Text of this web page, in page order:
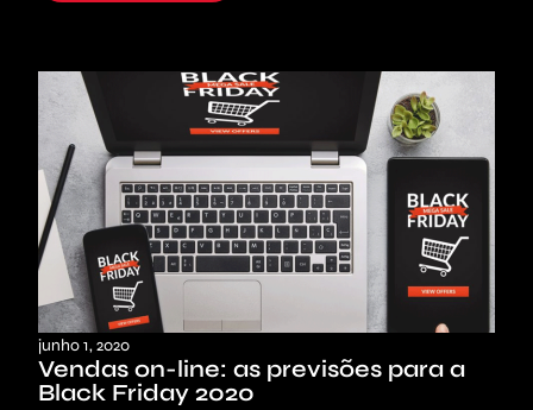
junho 1, 2020
Vendas on-line: as previsões para a
Black Friday 2020